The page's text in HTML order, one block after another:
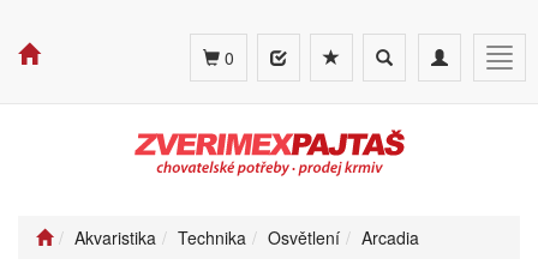
Toggle
navigation
Toggle
search
0
Akvaristika Technika Osvětlení Arcadia